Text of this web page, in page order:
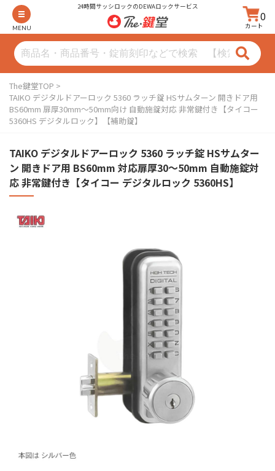
MENU
24時間サッシロックのDEWAロックサービス
0
カート
The鍵堂TOP
TAIKO デジタルドアーロック 5360 ラッチ錠 HSサムターン 開きドア用
BS60mm 扉厚30mm〜50mm向け 自動施錠対応 非常鍵付き【タイコー
5360HS デジタルロック】【補助錠】
TAIKO デジタルドアーロック 5360 ラッチ錠 HSサムター
ン 開きドア用 BS60mm 対応扉厚30〜50mm 自動施錠対
応 非常鍵付き【タイコー デジタルロック 5360HS】